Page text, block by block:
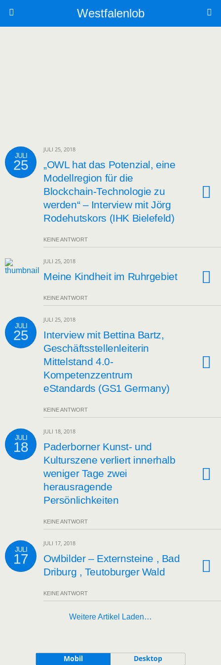
Westfalenlob
JULI
25
JULI 25, 2018
„OWL hat das Potenzial, eine
Modellregion für die
Blockchain-Technologie zu
werden“ – Interview mit Jörg
Rodehutskors (IHK Bielefeld)
KEINE ANTWORT
JULI 25, 2018
Meine Kindheit im Ruhrgebiet
KEINE ANTWORT
JULI
25
JULI 25, 2018
Interview mit Bettina Bartz,
Geschäftsstellenleiterin
Mittelstand 4.0-
Kompetenzzentrum
eStandards (GS1 Germany)
KEINE ANTWORT
JULI
18
JULI 18, 2018
Paderborner Kunst- und
Kulturszene verliert innerhalb
weniger Tage zwei
herausragende
Persönlichkeiten
KEINE ANTWORT
JULI
17
JULI 17, 2018
Owlbilder – Externsteine , Bad
Driburg , Teutoburger Wald
KEINE ANTWORT
Weitere Artikel Laden…
Mobil Desktop